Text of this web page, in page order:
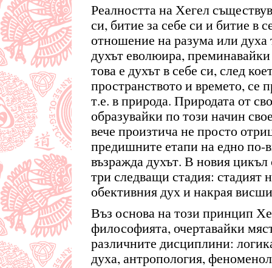
Реалността на Хегел
си, битие за себе си и битие в
отношение на разума или духа
духът еволюира,
това е духът в себе си, след
пространството и времето, се
т.е. в природа. Природата от
образувайки по този начин
вече произтича не просто
предишните етапи на едно по-
възражда духът. В новия
три следващи стадия: стадият
обективния дух и накрая
Въз основа на този принцип
философията, очертавайки
различните дисциплини:
духа, антропология,